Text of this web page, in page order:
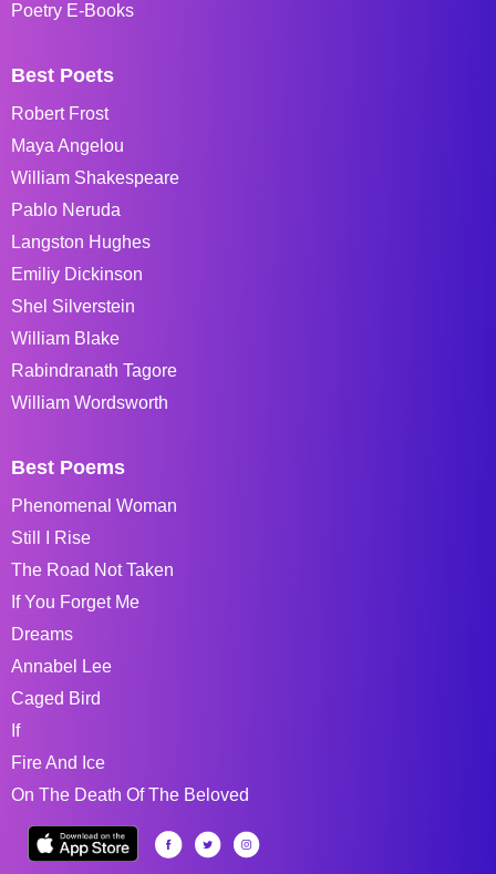
Poetry E-Books
Best Poets
Robert Frost
Maya Angelou
William Shakespeare
Pablo Neruda
Langston Hughes
Emiliy Dickinson
Shel Silverstein
William Blake
Rabindranath Tagore
William Wordsworth
Best Poems
Phenomenal Woman
Still I Rise
The Road Not Taken
If You Forget Me
Dreams
Annabel Lee
Caged Bird
If
Fire And Ice
On The Death Of The Beloved